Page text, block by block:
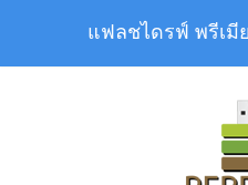
แฟลชไดรฟ์ พรีเมี